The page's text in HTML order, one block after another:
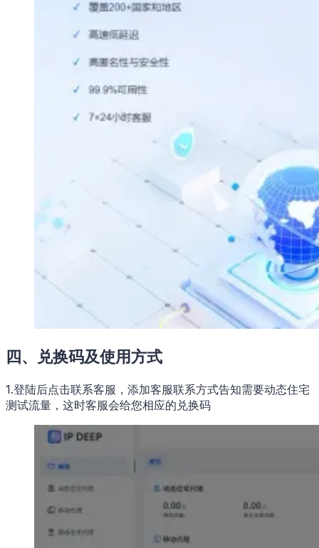
四、兑换码及使用方式
1.登陆后点击联系客服，添加客服联系方式告知需要动态住宅
测试流量，这时客服会给您相应的兑换码